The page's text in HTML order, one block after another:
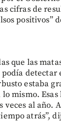
cifras de
positivos”
que las
podía detectar
estaba
mismo. Esas
al año.
atrás”,